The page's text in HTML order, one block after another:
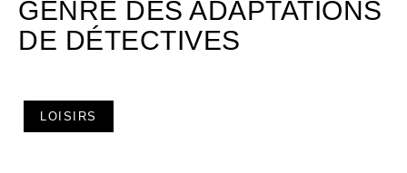
GENRE DES ADAPTATIONS
DE DÉTECTIVES
LOISIRS